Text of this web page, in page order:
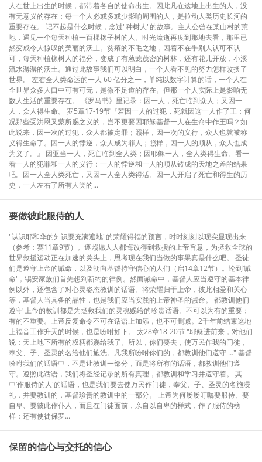
人在世上出生的时候，都带着各自的使命出生。因此凡在这地上出生的人，没
有无意义的存在；每一个人必或多或少影响周围的人，是拉动人类历史长河的
重要存在。 记不起是什么时候，念过"种树人"的故事。主人公曾在某山村的荒
地，遇见一个每天种植一百棵橡子树的人。时光流逝再度到那地去看，那里已
然变成令人惊叹的美丽的沃土。贫瘠的不毛之地，因着不在乎别人认可不认
可，每天种植橡树人的福分，变成了有葱茏茂密的树林，还有花儿开放，小溪
流水潺潺的沃土。通过此故事我们可以明白，一个人看不见的努力怎样改换了
世界。 左右全人类命运的一人 60 亿分之一，单纯以数字计算的话，一个人在
全世界众多人口中可有可无，是微不足道的存在。但那一个人实际上是影响无
数人生活的重要存在。 《罗马书》里记录：因一人，死亡临到众人；又因一
人，众人得生命。 罗5章17-19节『若因一人的过犯，死就因这一人作了王；何
况那些受洪恩又蒙所赐之义的，岂不更要因耶稣基督一人在生命中作王吗？如
此说来，因一次的过犯，众人都被定罪；照样，因一次的义行，众人也就被称
义得生命了。因一人的悖逆，众人成为罪人；照样，因一人的顺从，众人也成
为义了。』 因亚当一人，死亡临到全人类；因耶稣一人，全人类得生命。看一
看一人的犯罪和一人的义行；一人的悖逆和一人的顺从铸成的天地之差的结果
吧。因一人全人类死亡，又因一人全人类得活。因一人开启了死亡和得生的历
史，一人左右了所有人类的...
要做彼此服侍的人
"认识耶和华的知识要充满遍地"的荣耀得福的预言，时时刻刻以现实显现出来
（参考：赛11章9节）。遵照愿人人都悔改得到救援的上帝旨意，为拯救全球的
世界救援运动正在加速的关头上，思考现在我们当做的事果真是什么吧。 圣徒
们是遵守上帝的诫命，以及朝向基督持守信心的人们（启14章12节）。论到‘诫
命'，锡安家族们首先想到新约的律例。然而诫命中，基督人应当遵守的基本律
例以外，还包含了对心灵姿态教训的话语。将荣耀归于上帝，彼此相爱和关心
等，基督人当具备的品性，也是我们应当实践的上帝神圣的诫命。 都教训他们
遵守 上帝的教训都是为拯救我们的灵魂赐给的珍贵话语。不可以为有的重要；
有的不重要。上帝反复命令不可在话语上加添，也不可删减。2千年前结束这地
上福音工作升天的时候，也是吩咐如下。 太28章18-20节 "耶稣进前来，对他们
说：天上地下所有的权柄都赐给我了。所以，你们要去，使万民作我的门徒，
奉父、子、圣灵的名给他们施洗。凡我所吩咐你们的，都教训他们遵守 …" 基督
吩咐我们的话语中，不是让教训一部分，而是将所有的话语，都教训他们遵
守。遵照此话语，我们将圣经记录的所有真理，都教训和学习并遵守着。 其
中‘作服侍的人'的话语，也是我们要去使万民作门徒，奉父、子、圣灵的名施浸
礼，并要教训的，基督珍贵的教训中的一部分。 上帝为何屡屡叮嘱要服侍、要
自卑、要彼此作仆人，而且在门徒面前，亲自以自卑的样式，作了服侍的榜
样；还有使徒保罗...
保留的信心与交托的信心